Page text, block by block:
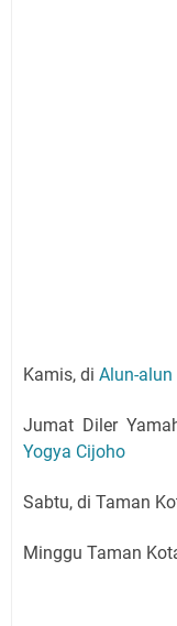
Kamis, di Alun-
Jumat Diler
Yogya Cijoho
Sabtu, di Taman
Minggu Taman